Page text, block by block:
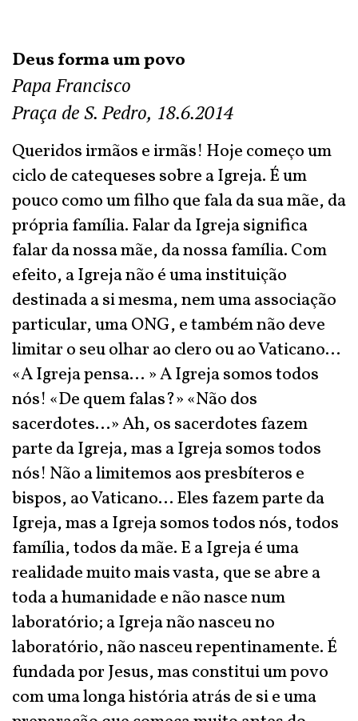
Deus forma um povo
Papa Francisco
Praça de S. Pedro, 18.6.2014
Queridos irmãos e irmãs! Hoje começo um
ciclo de catequeses sobre a Igreja. É um
pouco como um filho que fala da sua mãe, da
própria família. Falar da Igreja significa
falar da nossa mãe, da nossa família. Com
efeito, a Igreja não é uma instituição
destinada a si mesma, nem uma associação
particular, uma ONG, e também não deve
limitar o seu olhar ao clero ou ao Vaticano...
«A Igreja pensa... » A Igreja somos todos
nós! «De quem falas?» «Não dos
sacerdotes...» Ah, os sacerdotes fazem
parte da Igreja, mas a Igreja somos todos
nós! Não a limitemos aos presbíteros e
bispos, ao Vaticano... Eles fazem parte da
Igreja, mas a Igreja somos todos nós, todos
família, todos da mãe. E a Igreja é uma
realidade muito mais vasta, que se abre a
toda a humanidade e não nasce num
laboratório; a Igreja não nasceu no
laboratório, não nasceu repentinamente. É
fundada por Jesus, mas constitui um povo
com uma longa história atrás de si e uma